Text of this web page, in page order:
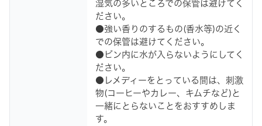
湿気の多いところでの保管は避けてく
ださい。
●強い香りのするもの(香水等)の近く
での保管は避けてください。
●ビン内に水が入らないようにしてく
ださい。
●レメディーをとっている間は、刺激
物(コーヒーやカレー、キムチなど)と
一緒にとらないことをおすすめしま
す。